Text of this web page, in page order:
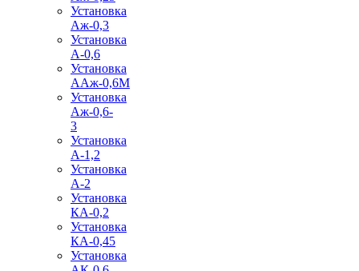
Установка
Аж-0,3
Установка
А-0,6
Установка
ААж-0,6М
Установка
Аж-0,6-
3
Установка
А-1,2
Установка
А-2
Установка
КА-0,2
Установка
КА-0,45
Установка